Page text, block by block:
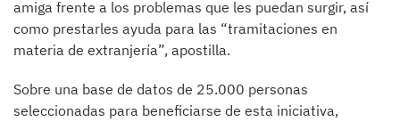
amiga frente a los problemas que les puedan surgir, así
como prestarles ayuda para las “tramitaciones en
materia de extranjería”, apostilla.
Sobre una base de datos de 25.000 personas
seleccionadas para beneficiarse de esta iniciativa,